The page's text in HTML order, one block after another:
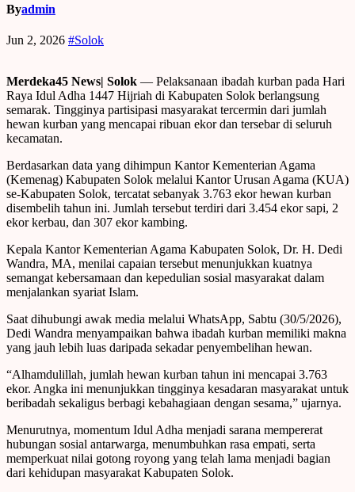
Byadmin
Jun 2, 2026 #Solok
Merdeka45 News| Solok — Pelaksanaan ibadah kurban pada Hari
Raya Idul Adha 1447 Hijriah di Kabupaten Solok berlangsung
semarak. Tingginya partisipasi masyarakat tercermin dari jumlah
hewan kurban yang mencapai ribuan ekor dan tersebar di seluruh
kecamatan.
Berdasarkan data yang dihimpun Kantor Kementerian Agama
(Kemenag) Kabupaten Solok melalui Kantor Urusan Agama (KUA)
se-Kabupaten Solok, tercatat sebanyak 3.763 ekor hewan kurban
disembelih tahun ini. Jumlah tersebut terdiri dari 3.454 ekor sapi, 2
ekor kerbau, dan 307 ekor kambing.
Kepala Kantor Kementerian Agama Kabupaten Solok, Dr. H. Dedi
Wandra, MA, menilai capaian tersebut menunjukkan kuatnya
semangat kebersamaan dan kepedulian sosial masyarakat dalam
menjalankan syariat Islam.
Saat dihubungi awak media melalui WhatsApp, Sabtu (30/5/2026),
Dedi Wandra menyampaikan bahwa ibadah kurban memiliki makna
yang jauh lebih luas daripada sekadar penyembelihan hewan.
“Alhamdulillah, jumlah hewan kurban tahun ini mencapai 3.763
ekor. Angka ini menunjukkan tingginya kesadaran masyarakat untuk
beribadah sekaligus berbagi kebahagiaan dengan sesama,” ujarnya.
Menurutnya, momentum Idul Adha menjadi sarana mempererat
hubungan sosial antarwarga, menumbuhkan rasa empati, serta
memperkuat nilai gotong royong yang telah lama menjadi bagian
dari kehidupan masyarakat Kabupaten Solok.